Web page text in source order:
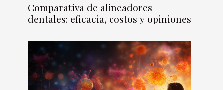
Comparativa de alineadores
dentales: eficacia, costos y opiniones